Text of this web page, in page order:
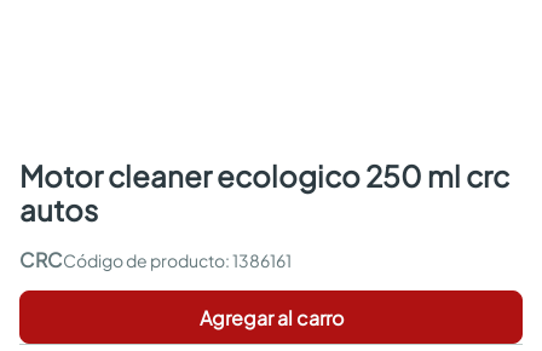
motor cleaner ecologico 250 ml crc
autos
CRC :1386161
Agregar al carro